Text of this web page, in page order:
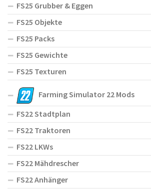
FS25 Grubber & Eggen
FS25 Objekte
FS25 Packs
FS25 Gewichte
FS25 Texturen
Farming Simulator 22 Mods
FS22 Stadtplan
FS22 Traktoren
FS22 LKWs
FS22 Mähdrescher
FS22 Anhänger